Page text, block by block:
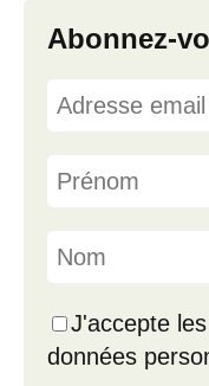
Abonnez-
J'accepte
données